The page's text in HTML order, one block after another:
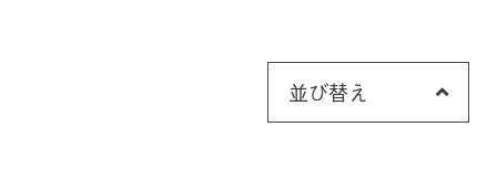
並び替え